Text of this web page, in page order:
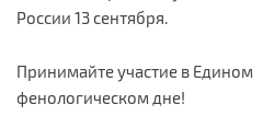
России 13 сентября.
Принимайте участие в Едином
фенологическом дне!